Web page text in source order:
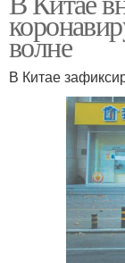
волне
В Китае